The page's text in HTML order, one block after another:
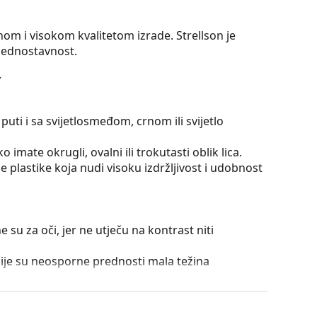
i visokom kvalitetom izrade. Strellson je
i sa svijetlosmeđom, crnom ili svijetlo
imate okrugli, ovalni ili trokutasti oblik lica.
plastike koja nudi visoku izdržljivost i udobnost
su za oči, jer ne utječu na kontrast niti
su neosporne prednosti mala težina
zračenja. Leće naočala sadrže sunčani
pogodan za intenzivno sunčevo zračenje